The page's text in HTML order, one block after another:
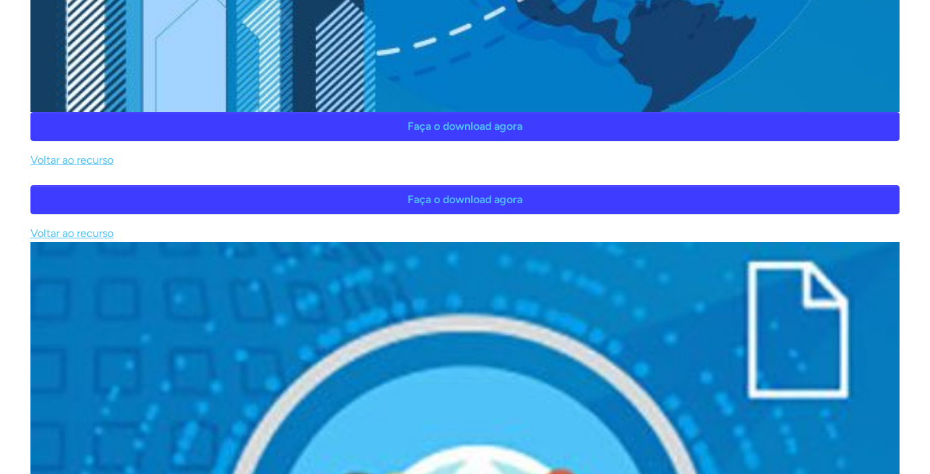
Faça o download agora
Voltar ao recurso
Faça o download agora
Voltar ao recurso